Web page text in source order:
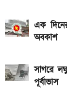
দাম
স্পেসিফিকেশন
এক
অবকাশ
সাগরে
পূর্বাভাস